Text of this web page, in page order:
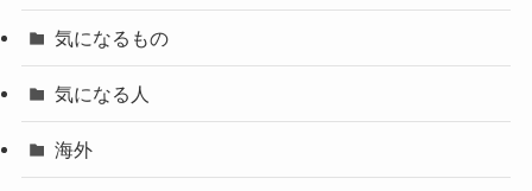
気になるもの
気になる人
海外